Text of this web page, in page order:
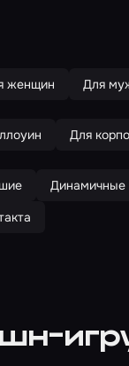
женщин Для
Для
Динамичные